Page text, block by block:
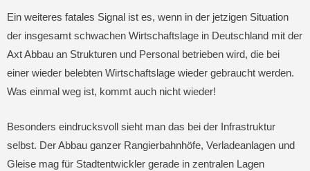
Ein weiteres fatales Signal ist es, wenn in der jetzigen Situation
der insgesamt schwachen Wirtschaftslage in Deutschland mit der
Axt Abbau an Strukturen und Personal betrieben wird, die bei
einer wieder belebten Wirtschaftslage wieder gebraucht werden.
Was einmal weg ist, kommt auch nicht wieder!
Besonders eindrucksvoll sieht man das bei der Infrastruktur
selbst. Der Abbau ganzer Rangierbahnhöfe, Verladeanlagen und
Gleise mag für Stadtentwickler gerade in zentralen Lagen